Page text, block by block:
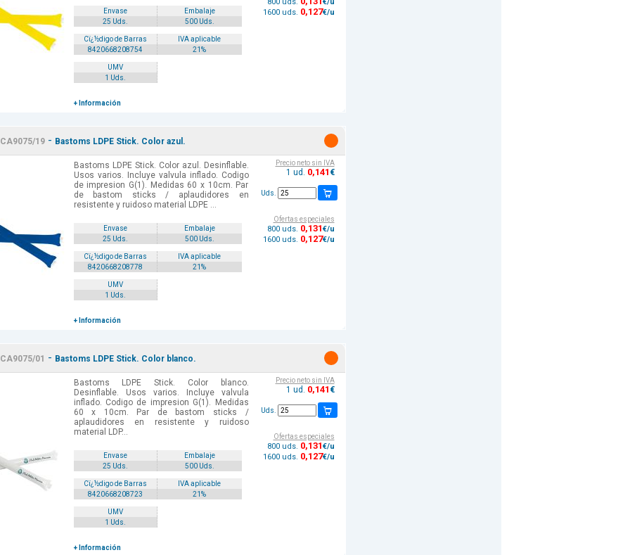
Envase
Embalaje
25 Uds.
500 Uds.
Cï¿½digo de Barras
IVA aplicable
8420668208754
21%
UMV
1 Uds.
+ Información
800 uds.
€/u
1600 uds. 0,127€/u
CA9075/19- Bastoms LDPE Stick. Color azul.
Bastoms LDPE Stick. Color azul. Desinflable.
Usos varios. Incluye valvula inflado. Codigo
de impresion G(1). Medidas 60 x 10cm. Par
de bastom sticks / aplaudidores en
resistente y ruidoso material LDPE ...
Envase
Embalaje
25 Uds.
500 Uds.
Cï¿½digo de Barras
IVA aplicable
8420668208778
21%
UMV
1 Uds.
+ Información
Precio neto sin IVA
1 ud. 0,141 €
Uds.
Ofertas especiales
800 uds. 0,131€/u
1600 uds. 0,127€/u
CA9075/01 - Bastoms LDPE Stick. Color blanco.
Bastoms LDPE Stick. Color blanco.
Desinflable. Usos varios. Incluye valvula
inflado. Codigo de impresion G(1). Medidas
60 x 10cm. Par de bastom sticks /
aplaudidores en resistente y ruidoso
material LDP...
Envase
Embalaje
25 Uds.
500 Uds.
Cï¿½digo de Barras
IVA aplicable
8420668208723
21%
UMV
1 Uds.
+ Información
Precio neto sin IVA
1 ud. 0,141 €
Uds.
Ofertas especiales
800 uds. 0,131€/u
1600 uds. 0,127€/u